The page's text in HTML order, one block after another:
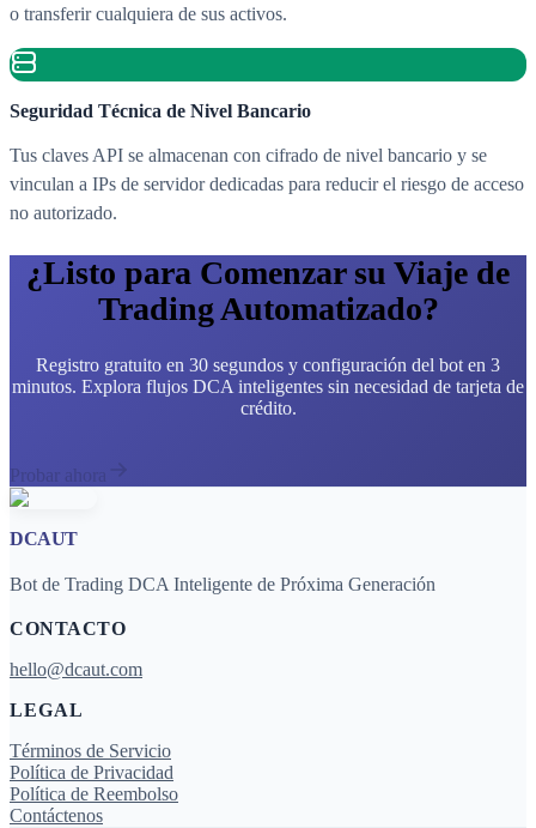
o transferir cualquiera de sus activos.
Seguridad Técnica de Nivel Bancario
Tus claves API se almacenan con cifrado de nivel bancario y se
vinculan a IPs de servidor dedicadas para reducir el riesgo de acceso
no autorizado.
¿Listo para Comenzar su Viaje de
Trading Automatizado?
Registro gratuito en 30 segundos y configuración del bot en 3
minutos. Explora flujos DCA inteligentes sin necesidad de tarjeta de
crédito.
Probar ahora
DCAUT
Bot de Trading DCA Inteligente de Próxima Generación
CONTACTO
hello@dcaut.com
LEGAL
Términos de Servicio
Política de Privacidad
Política de Reembolso
Contáctenos